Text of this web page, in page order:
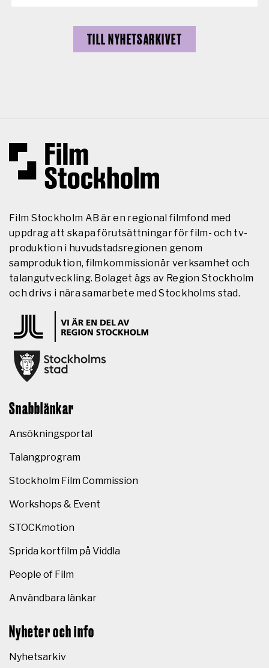
TILL NYHETSARKIVET
Film Stockholm AB är en regional filmfond med
uppdrag att skapa förutsättningar för film- och tv-
produktion i huvudstadsregionen genom
samproduktion, filmkommissionär verksamhet och
talangutveckling. Bolaget ägs av Region Stockholm
och drivs i nära samarbete med Stockholms stad.
Snabblänkar
Ansökningsportal
Talangprogram
Stockholm Film Commission
Workshops & Event
STOCKmotion
Sprida kortfilm på Viddla
People of Film
Användbara länkar
Nyheter och info
Nyhetsarkiv